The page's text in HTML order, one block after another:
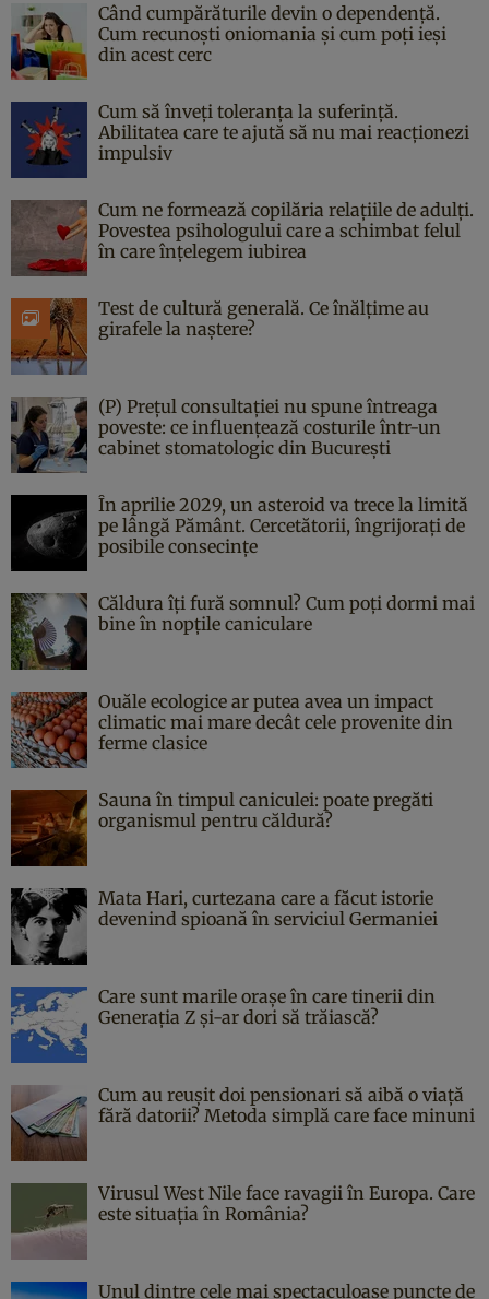
Când cumpărăturile devin o dependență.
Cum recunoști oniomania și cum poți ieși
din acest cerc
Cum să înveți toleranța la suferință.
Abilitatea care te ajută să nu mai reacționezi
impulsiv
Cum ne formează copilăria relațiile de adulți.
Povestea psihologului care a schimbat felul
în care înțelegem iubirea
Test de cultură generală. Ce înălțime au
girafele la naștere?
(P) Prețul consultației nu spune întreaga
poveste: ce influențează costurile într-un
cabinet stomatologic din București
În aprilie 2029, un asteroid va trece la limită
pe lângă Pământ. Cercetătorii, îngrijorați de
posibile consecințe
Căldura îți fură somnul? Cum poți dormi mai
bine în nopțile caniculare
Ouăle ecologice ar putea avea un impact
climatic mai mare decât cele provenite din
ferme clasice
Sauna în timpul caniculei: poate pregăti
organismul pentru căldură?
Mata Hari, curtezana care a făcut istorie
devenind spioană în serviciul Germaniei
Care sunt marile orașe în care tinerii din
Generația Z și-ar dori să trăiască?
Cum au reușit doi pensionari să aibă o viață
fără datorii? Metoda simplă care face minuni
Virusul West Nile face ravagii în Europa. Care
este situația în România?
Unul dintre cele mai spectaculoase puncte de